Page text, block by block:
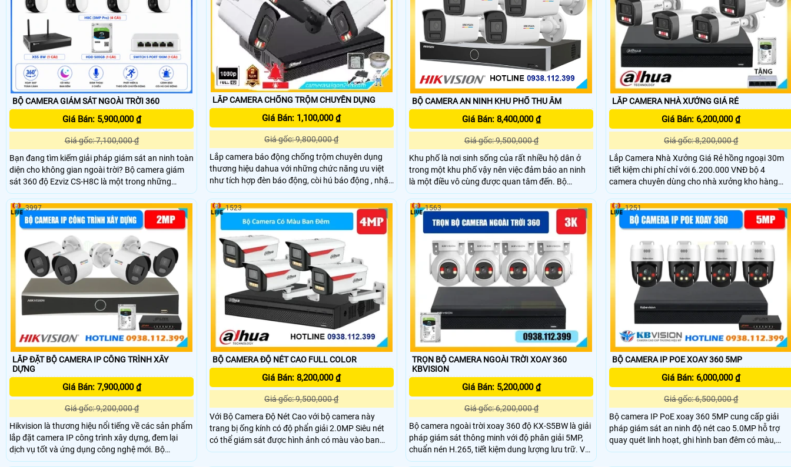
BỘ CAMERA GIÁM SÁT NGOÀI TRỜI 360
Giá Bán: 5,900,000 ₫
Giá gốc: 7,100,000 ₫
Bạn đang tìm kiếm giải pháp giám sát an ninh toàn
diện cho không gian ngoài trời? Bộ camera giám
sát 360 độ Ezviz CS-H8C là một trong những
option mà bạn cần chú ý tới. Với khả năng quay
quét linh hoạt hoạt động ổn định môi trường khắc
nghiệt, chống chịu mưa gió, tích hợp mic loa đàm
thoại, phát hiện người phương tiện và giám sát
ban đêm có màu sắ
LẮP CAMERA CHỐNG TRỘM CHUYÊN DỤNG
Giá Bán: 1,100,000 ₫
Giá gốc: 9,800,000 ₫
Lắp camera báo động chống trộm chuyên dụng
thương hiệu dahua với những chức năng ưu việt
như tích hợp đèn báo động, còi hú báo động , nhận
diên phân biệt người khi báo động, ban đêm hồng
ngoại 60m và đèn led trợ sáng 60m khi có phát
hiện người tại vị trí lắp camera báo động chống
trộm chuyên dụng này.
BỘ CAMERA AN NINH KHU PHỐ THU ÂM
Giá Bán: 8,400,000 ₫
Giá gốc: 9,500,000 ₫
Khu phố là nơi sinh sống của rất nhiều hộ dân ở
trong một khu phố vậy nên việc đảm bảo an ninh
là một điều vô cùng được quan tâm đến. Bộ
camera an ninh khu phố DS-2CD1027G2H-LIUF với
độ phân giải cao lên đến 2MP, còn được trang bị
công nghệ có thể nhìn có màu vào ban đêm, kèm
theo đó là khả năng chống nước IP67, được tích
hợp micro để có thể thu được âm thanh
LẮP CAMERA NHÀ XƯỞNG GIÁ RẺ
Giá Bán: 6,200,000 ₫
Giá gốc: 8,200,000 ₫
Lắp Camera Nhà Xưởng Giá Rẻ hồng ngoại 30m
tiết kiệm chi phí chỉ với 6.200.000 VNĐ bộ 4
camera chuyên dùng cho nhà xưởng kho hàng
thương hiệu Dahua đã bao gồm nhân công lắp
trọn gói giá rẻ phù hợp lắp đặt cho mọi doanh
nghiệp.
LẮP ĐẶT BỘ CAMERA IP CÔNG TRÌNH XÂY
DỰNG
Giá Bán: 7,900,000 ₫
Giá gốc: 9,200,000 ₫
Hikvision là thương hiệu nổi tiếng về các sản phẩm
lắp đặt camera IP công trình xây dựng, đem lại
dịch vụ tốt và ứng dụng công nghệ mới. Bộ
camera IP của Hikvision được trang bị tích hợp khả
3997
BỘ CAMERA ĐỘ NÉT CAO FULL COLOR
Giá Bán: 8,200,000 ₫
Giá gốc: 9,500,000 ₫
Với Bộ Camera Độ Nét Cao với bộ camera này
trang bị ống kính có độ phẩn giải 2.0MP Siêu nét
có thể giám sát được hình ảnh có màu vào ban
đêm với khoảng cách lên đến 50m, sử dụng công
1523
TRỌN BỘ CAMERA NGOÀI TRỜI XOAY 360
KBVISION
Giá Bán: 5,200,000 ₫
Giá gốc: 6,200,000 ₫
Bộ camera ngoài trời xoay 360 độ KX-S5BW là giải
pháp giám sát thông minh với độ phân giải 5MP,
chuẩn nén H.265, tiết kiệm dung lượng lưu trữ. Với
ống kính cố định góc nhìn 78°, đèn LED ánh sáng
1563
BỘ CAMERA IP POE XOAY 360 5MP
Giá Bán: 6,000,000 ₫
Giá gốc: 6,500,000 ₫
Bộ camera IP PoE xoay 360 5MP cung cấp giải
pháp giám sát an ninh độ nét cao 5.0MP hỗ trợ
quay quét linh hoạt, ghi hình ban đêm có màu,
phát hiện chuyển động thông minh và cảnh báo
1251